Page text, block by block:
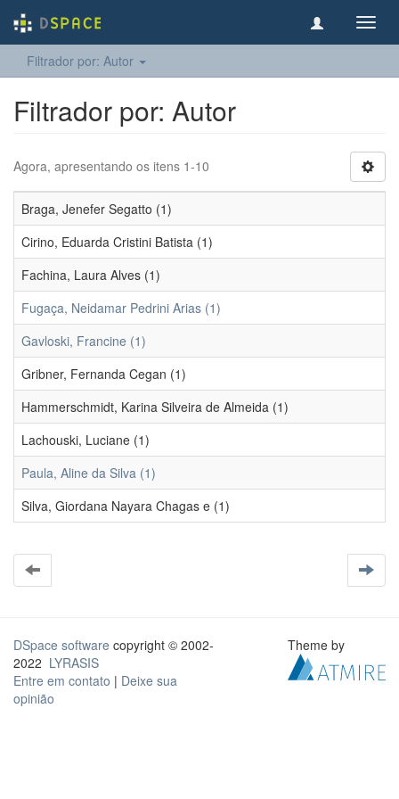
Filtrador por: Autor
Filtrador por: Autor
Agora, apresentando os itens 1-10
Braga, Jenefer Segatto (1)
Cirino, Eduarda Cristini Batista (1)
Fachina, Laura Alves (1)
Fugaça, Neidamar Pedrini Arias (1)
Gavloski, Francine (1)
Gribner, Fernanda Cegan (1)
Hammerschmidt, Karina Silveira de Almeida (1)
Lachouski, Luciane (1)
Paula, Aline da Silva (1)
Silva, Giordana Nayara Chagas e (1)
DSpace software copyright © 2002-
2022 LYRASIS
Entre em contato | Deixe sua
opinião
Theme by